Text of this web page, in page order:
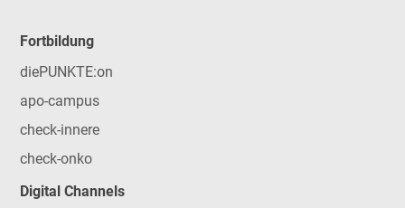
Fortbildung
diePUNKTE:on
apo-campus
check-innere
check-onko
Digital Channels